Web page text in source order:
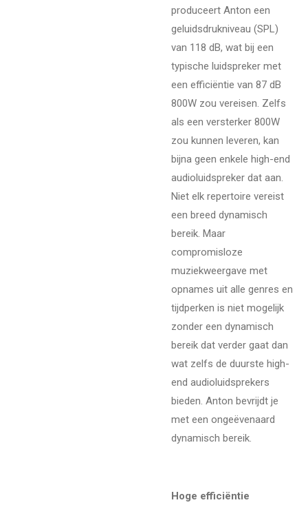
produceert Anton een
geluidsdrukniveau (SPL)
van 118 dB, wat bij een
typische luidspreker met
een efficiëntie van 87 dB
800W zou vereisen. Zelfs
als een versterker 800W
zou kunnen leveren, kan
bijna geen enkele high-end
audioluidspreker dat aan.
Niet elk repertoire vereist
een breed dynamisch
bereik. Maar
compromisloze
muziekweergave met
opnames uit alle genres en
tijdperken is niet mogelijk
zonder een dynamisch
bereik dat verder gaat dan
wat zelfs de duurste high-
end audioluidsprekers
bieden. Anton bevrijdt je
met een ongeëvenaard
dynamisch bereik.
Hoge efficiëntie